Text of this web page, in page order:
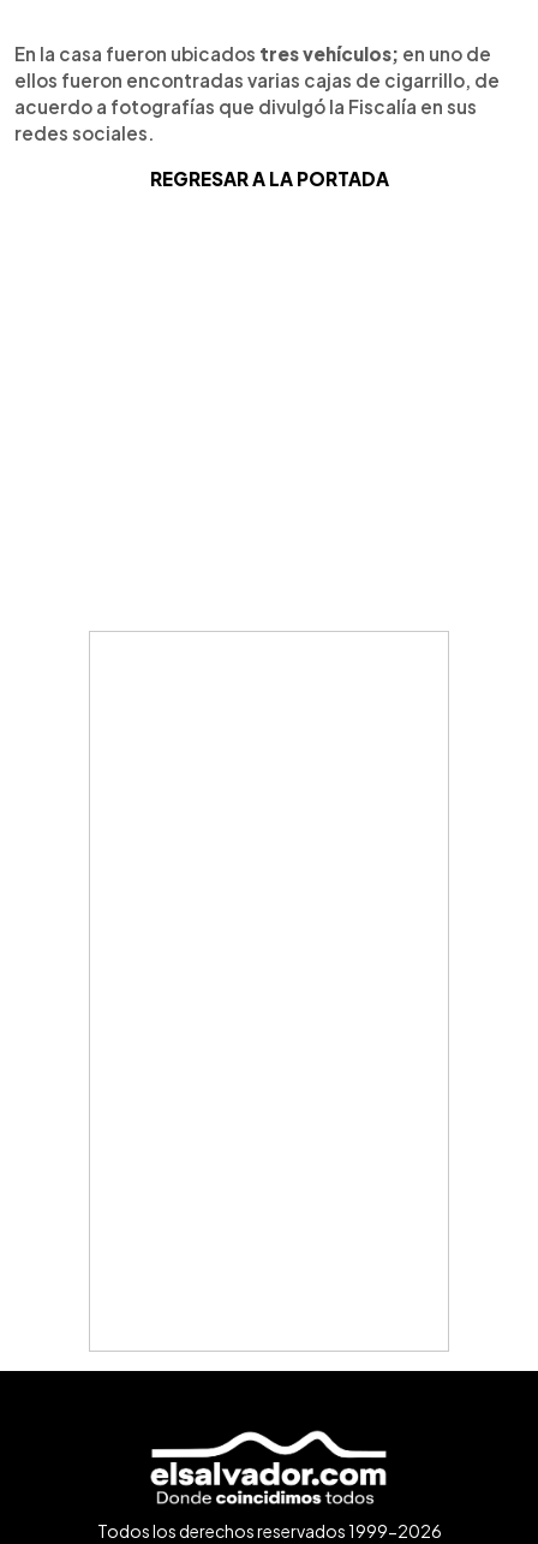
En la casa fueron ubicados tres vehículos; en uno de
ellos fueron encontradas varias cajas de cigarrillo, de
acuerdo a fotografías que divulgó la Fiscalía en sus
redes sociales.
REGRESAR A LA PORTADA
Todos los derechos reservados 1999-2026